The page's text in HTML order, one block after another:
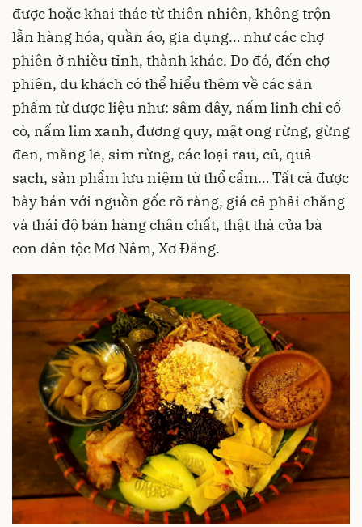
được hoặc khai thác từ thiên nhiên, không trộn
lẫn hàng hóa, quần áo, gia dụng… như các chợ
phiên ở nhiều tỉnh, thành khác. Do đó, đến chợ
phiên, du khách có thể hiểu thêm về các sản
phẩm từ dược liệu như: sâm dây, nấm linh chi cổ
cò, nấm lim xanh, đương quy, mật ong rừng, gừng
đen, măng le, sim rừng, các loại rau, củ, quả
sạch, sản phẩm lưu niệm từ thổ cẩm… Tất cả được
bày bán với nguồn gốc rõ ràng, giá cả phải chăng
và thái độ bán hàng chân chất, thật thà của bà
con dân tộc Mơ Nâm, Xơ Đăng.